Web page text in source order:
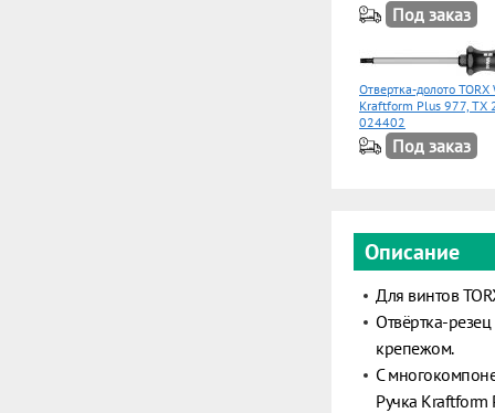
Под заказ
Отвертка-долото TORX
Kraftform Plus 977,
024402
Под заказ
Описание
Для винтов
Отвёртка-
крепежом.
С
Ручка Kraftform